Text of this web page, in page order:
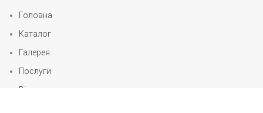
Головна
Каталог
Галерея
Послуги
Відгуки